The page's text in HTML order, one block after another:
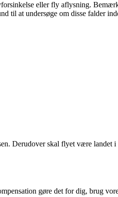
eller fly aflysning.
til at undersøge om disse falder
Derudover skal flyet være
gøre det for dig, brug